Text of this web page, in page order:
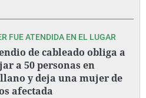
FUE ATENDIDA EN EL LUGAR
de cableado obliga a
a 50 personas en
y deja una mujer de
afectada